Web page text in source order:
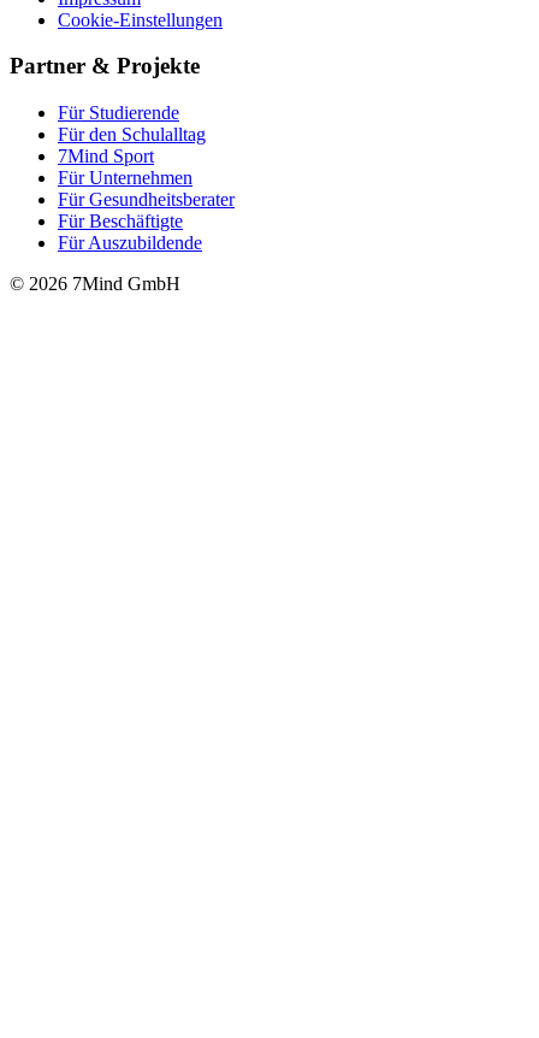
Cookie-Einstellungen
Partner & Projekte
Für Stu­die­rende
Für den Schulalltag
7Mind Sport
Für Unter­neh­men
Für Gesund­heits­be­ra­ter
Für Beschäftigte
Für Auszubildende
© 2026 7Mind GmbH